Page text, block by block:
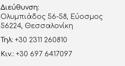
Διεύθυνση:
Ολυμπιάδος 56-58, Εύοσμος
56224, Θεσσαλονίκη
Τηλ: +30 2311 260810
Κιν.: +30 697 6417097